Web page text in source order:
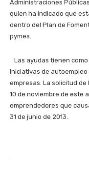
Administraciones
quien ha indicado que
dentro del Plan de
pymes.
Las ayudas tienen
iniciativas de
empresas. La solicitud
10 de noviembre de este
emprendedores que
31 de junio de 2013.